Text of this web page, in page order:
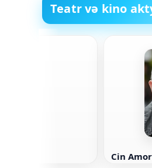
Teatr və kino
Cin